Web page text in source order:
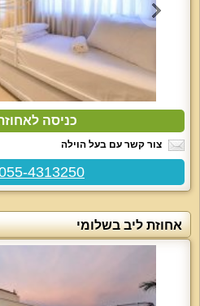
כניסה
צור קשר עם בעל הוילה
055-4313250 -
אחוזת ליב בשלומי